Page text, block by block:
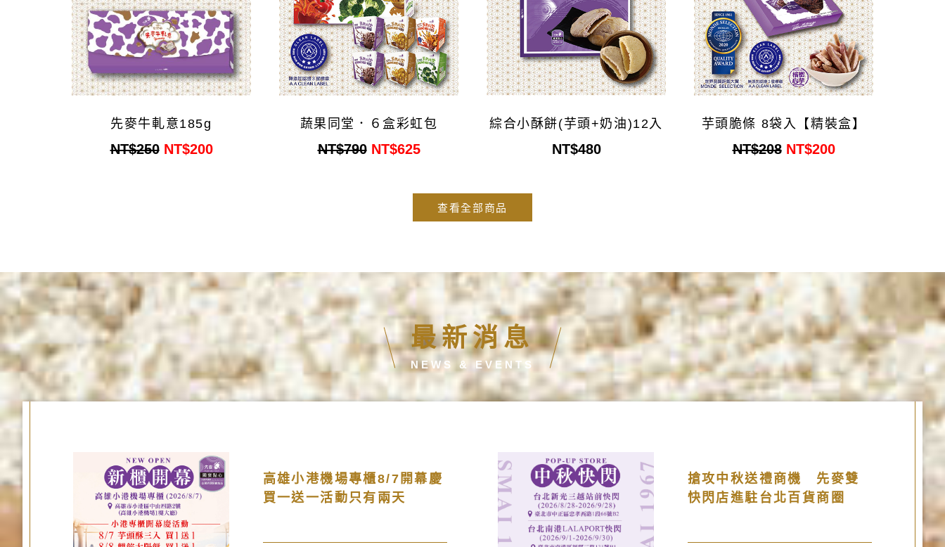
先麥牛軋意185g
NT$250 NT$200
蔬果同堂．６盒彩虹包
NT$790 NT$625
綜合小酥餅(芋頭+奶油)12入
NT$480
芋頭脆條 8袋入【精裝盒】
NT$208 NT$200
查看全部商品
最新消息
NEWS & EVENTS
高雄小港機場專櫃8/7開幕慶
買一送一活動只有兩天
搶攻中秋送禮商機 先麥雙
快閃店進駐台北百貨商圈